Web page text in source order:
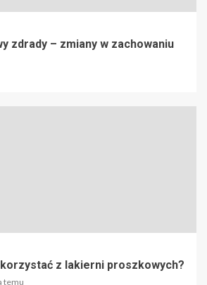
zdrady – zmiany w zachowaniu
z lakierni proszkowych?
temu